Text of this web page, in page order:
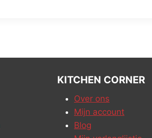
KITCHEN CORNER
Over ons
Mijn account
Blog